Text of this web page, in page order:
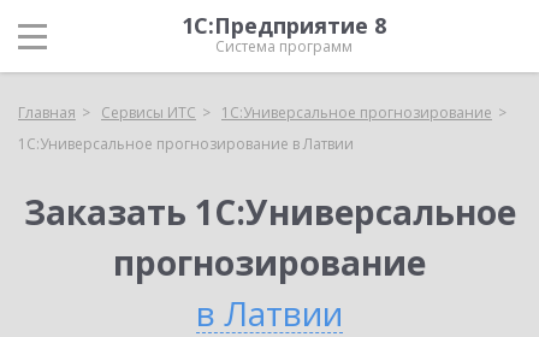
1С:Предприятие 8
Система программ
Главная Сервисы ИТС
1С:Универсальное прогнозирование
1С:Универсальное прогнозирование в Латвии
Заказать 1С:Универсальное
прогнозирование
в Латвии